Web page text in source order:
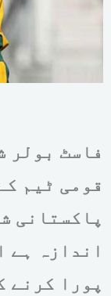
فاسٹ بولر
قومی ٹیم
پاکستانی
اندازہ ہے
پورا کرنے